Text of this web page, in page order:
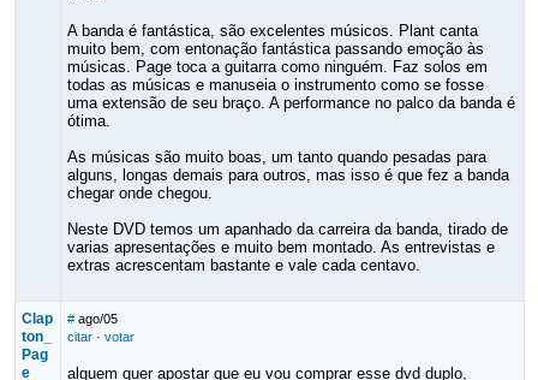
A banda é fantástica, são excelentes músicos. Plant canta
muito bem, com entonação fantástica passando emoção às
músicas. Page toca a guitarra como ninguém. Faz solos em
todas as músicas e manuseia o instrumento como se fosse
uma extensão de seu braço. A performance no palco da banda é
ótima.
As músicas são muito boas, um tanto quando pesadas para
alguns, longas demais para outros, mas isso é que fez a banda
chegar onde chegou.
Neste DVD temos um apanhado da carreira da banda, tirado de
varias apresentações e muito bem montado. As entrevistas e
extras acrescentam bastante e vale cada centavo.
Clap
ton_
Pag
e
# ago/05
citar· votar
alguem quer apostar que eu vou comprar esse dvd duplo,